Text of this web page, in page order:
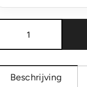
Keukenmessen
3
aantal
Beschrijving